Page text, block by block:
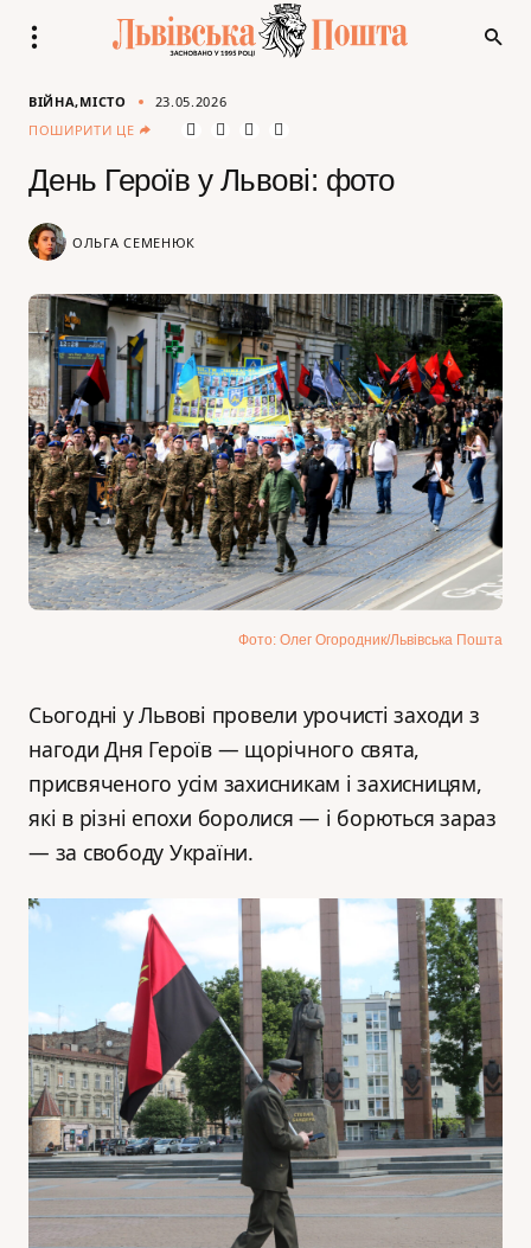
ВІЙНА МІСТО
23.05.2026
ПОШИРИТИ ЦЕ
День Героїв у Львові: фото
ОЛЬГА СЕМЕНЮК
Фото: Олег Огородник/Львівська Пошта
Сьогодні у Львові провели урочисті заходи з
нагоди Дня Героїв — щорічного свята,
присвяченого усім захисникам і захисницям,
які в різні епохи боролися — і борються зараз
— за свободу України.